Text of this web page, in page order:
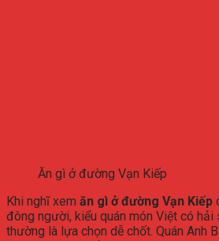
Ăn gì ở đường Vạn Kiếp
Khi nghĩ xem ăn gì ở đường Vạn Kiếp
đông người, kiểu quán món Việt có hải
thường là lựa chọn dễ chốt. Quán Anh